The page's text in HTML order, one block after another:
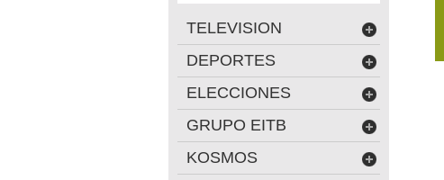
TELEVISION
DEPORTES
ELECCIONES
GRUPO EITB
KOSMOS